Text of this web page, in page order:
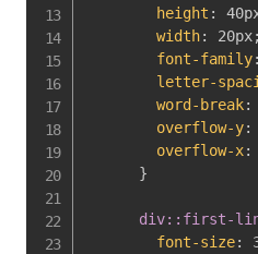
height :
width: 20px;
font-family:
letter-
word-break:
overflow-y:
overflow-x:
}
div::first-
font-size: